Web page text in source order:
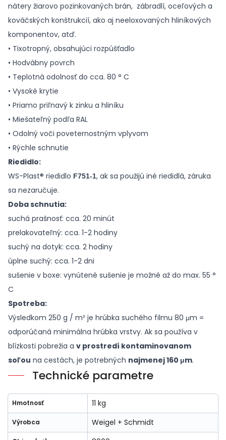
nátery žiarovo pozinkovaných brán, zábradlí, oceľových a
kováčských konštrukcií, ako aj neeloxovaných hliníkových
komponentov, atď.
• Tixotropný, obsahujúci rozpúšťadlo
• Hodvábny povrch
• Teplotná odolnosť do cca. 80 ° C
• Vysoké krytie
• Priamo priľnavý k zinku a hliníku
• Miešateľný podľa RAL
• Odolný voči poveternostným vplyvom
• Rýchle schnutie
Riedidlo:
WS-Plast® riedidlo F751-1, ak sa použijú iné riedidlá, záruka
sa nezaručuje.
Doba schnutia:
suchá prašnosť: cca. 20 minút
prelakovateľný: cca. 1-2 hodiny
suchý na dotyk: cca. 2 hodiny
úplne suchý: cca. 1-2 dni
sušenie v boxe: vynútené sušenie je možné až do max. 55 °
C
Spotreba:
Výsledkom 250 g / m² je hrúbka suchého filmu 80 μm =
odporúčaná minimálna hrúbka vrstvy. Ak sa používa v
blízkosti pobrežia a v prostredí kontaminovanom
soľou na cestách, je potrebných najmenej 160 μm.
Technické parametre
Hmotnosť 11 kg
Výrobca Weigel + Schmidt